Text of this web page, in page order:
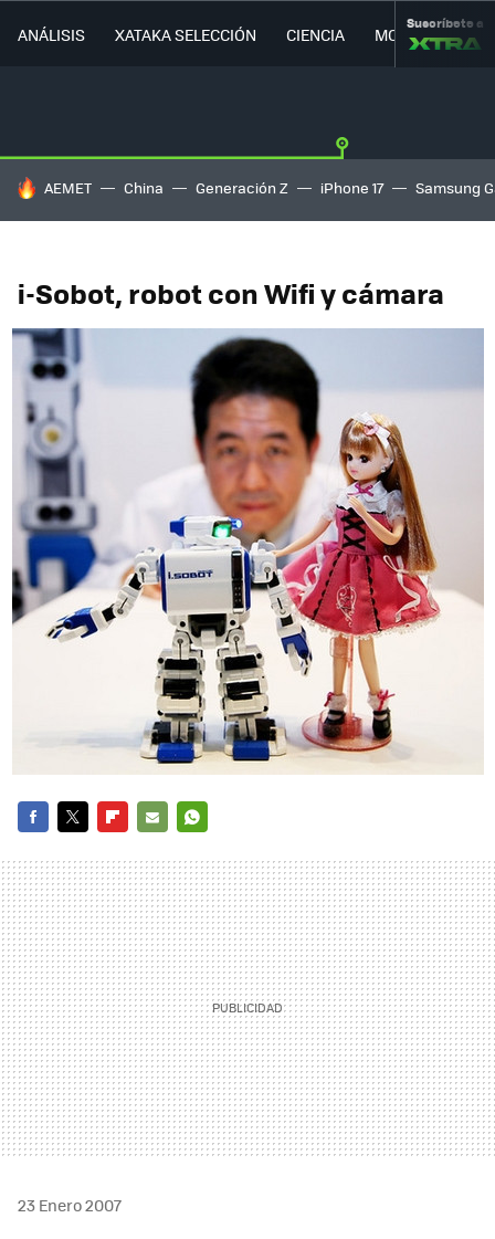
ANÁLISIS XATAKA SELECCIÓN CIENCIA MOVILIDAD
Suscríbete a
HOY SE HABLA DE
AEMET China Generación Z iPhone 17 Samsung
i-Sobot, robot con Wifi y cámara
MAIL
23 Enero 2007